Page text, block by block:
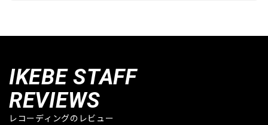
IKEBE STAFF
REVIEWS
レコーディングのレビュー